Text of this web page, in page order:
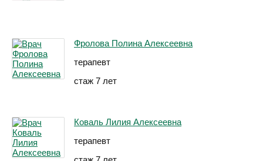
Фролова Полина Алексеевна
терапевт
стаж 7 лет
Коваль Лилия Алексеевна
терапевт